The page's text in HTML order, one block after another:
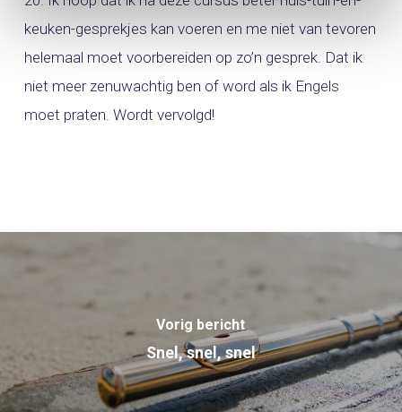
keuken-gesprekjes kan voeren en me niet van tevoren
helemaal moet voorbereiden op zo’n gesprek. Dat ik
niet meer zenuwachtig ben of word als ik Engels
moet praten. Wordt vervolgd!
Vorig bericht
Snel, snel, snel